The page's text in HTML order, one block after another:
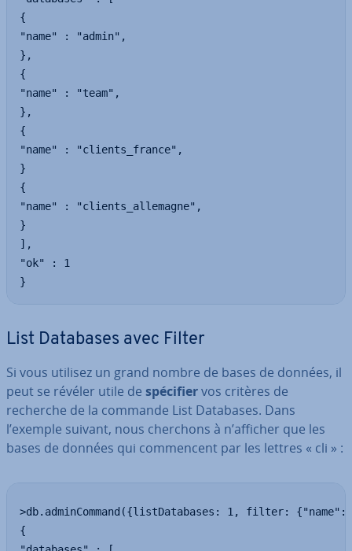
{
"name" : "admin",
},
{
"name" : "team",
},
{
"name" : "clients_france",
}
{
"name" : "clients_allemagne",
}
],
"ok" : 1
}
List Databases avec Filter
Si vous utilisez un grand nombre de bases de données, il
peut se révéler utile de spécifiervos critères de
recherche de la commande List Databases. Dans
l’exemple suivant, nous cherchons à n’afficher que les
bases de données qui com­men­cent par les lettres « cli » :
>db.adminCommand({listDatabases: 1, filter:
{